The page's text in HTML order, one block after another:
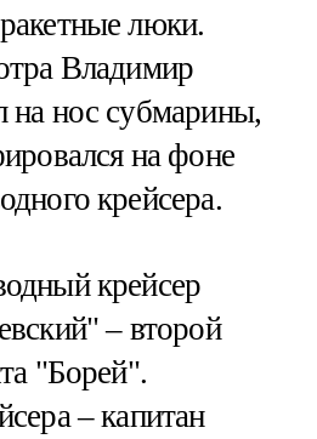
люки.
Владимир
нос субмарины,
на фоне
крейсера.
крейсер
– второй
"Борей".
– капитан